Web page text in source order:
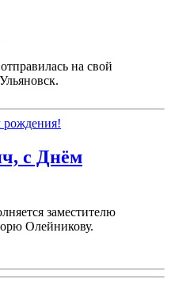
на свой
с Днём
заместителю
Олейникову.